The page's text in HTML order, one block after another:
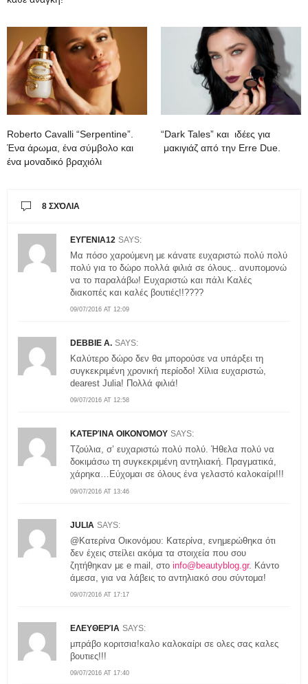
Roberto Cavalli “Serpentine”.
Ένα άρωμα, ένα σύμβολο και
ένα μοναδικό βραχιόλι
“Dark Tales” και ιδέες για
μακιγιάζ από την Erre Due.
8 ΣΧΌΛΙΑ
ΕΥΓΕΝΙΑ12 SAYS:
09/07/2016 AT 12:09
Μα πόσο χαρούμενη με κάνατε ευχαριστώ πολύ πολύ
πολύ για το δώρο πολλά φιλιά σε όλους.. ανυπομονώ
να το παραλάβω! Ευχαριστώ και πάλι Καλές
διακοπές και καλές βουτιές!!????
DEBBIE A. SAYS:
09/07/2016 AT 12:58
Καλύτερο δώρο δεν θα μπορούσε να υπάρξει τη
συγκεκριμένη χρονική περίοδο! Χίλια ευχαριστώ,
dearest Julia! Πολλά φιλιά!
ΚΑΤΕΡΊΝΑ ΟΙΚΟΝΌΜΟΥ SAYS:
09/07/2016 AT 13:46
Τζούλια, σ’ ευχαριστώ πολύ πολύ. Ήθελα πολύ να
δοκιμάσω τη συγκεκριμένη αντηλιακή. Πραγματικά,
χάρηκα…Εύχομαι σε όλους ένα γελαστό καλοκαίρι!!!
JULIA SAYS:
09/07/2016 AT 17:17
@Κατερίνα Οικονόμου: Κατερίνα, ενημερώθηκα ότι
δεν έχεις στείλει ακόμα τα στοιχεία που σου
ζητήθηκαν με e mail, στο info@beautyblog.gr. Κάντο
άμεσα, για να λάβεις το αντηλιακό σου σύντομα!
ΕΛΕΥΘΕΡΊΑ SAYS:
09/07/2016 AT 17:40
μπράβο κοριτσια!καλο καλοκαίρι σε ολες σας καλες
βουτιες!!!